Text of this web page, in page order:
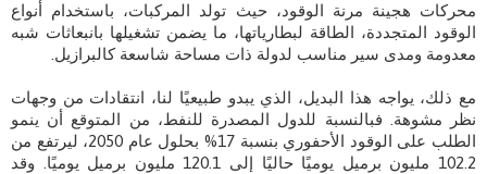
محركات هجينة مرنة الوقود، حيث تولد المركبات، باستخدام أنواع
الوقود المتجددة، الطاقة لبطارياتها، ما يضمن تشغيلها بانبعاثات شبه
معدومة ومدى سير مناسب لدولة ذات مساحة شاسعة كالبرازيل.
مع ذلك، يواجه هذا البديل، الذي يبدو طبيعيًا لنا، انتقادات من وجهات
نظر مشوهة. فبالنسبة للدول المصدرة للنفط، من المتوقع أن ينمو
الطلب على الوقود الأحفوري بنسبة 17% بحلول عام 2050، ليرتفع من
102.2 مليون برميل يوميًا حاليًا إلى 120.1 مليون برميل يوميًا. وقد